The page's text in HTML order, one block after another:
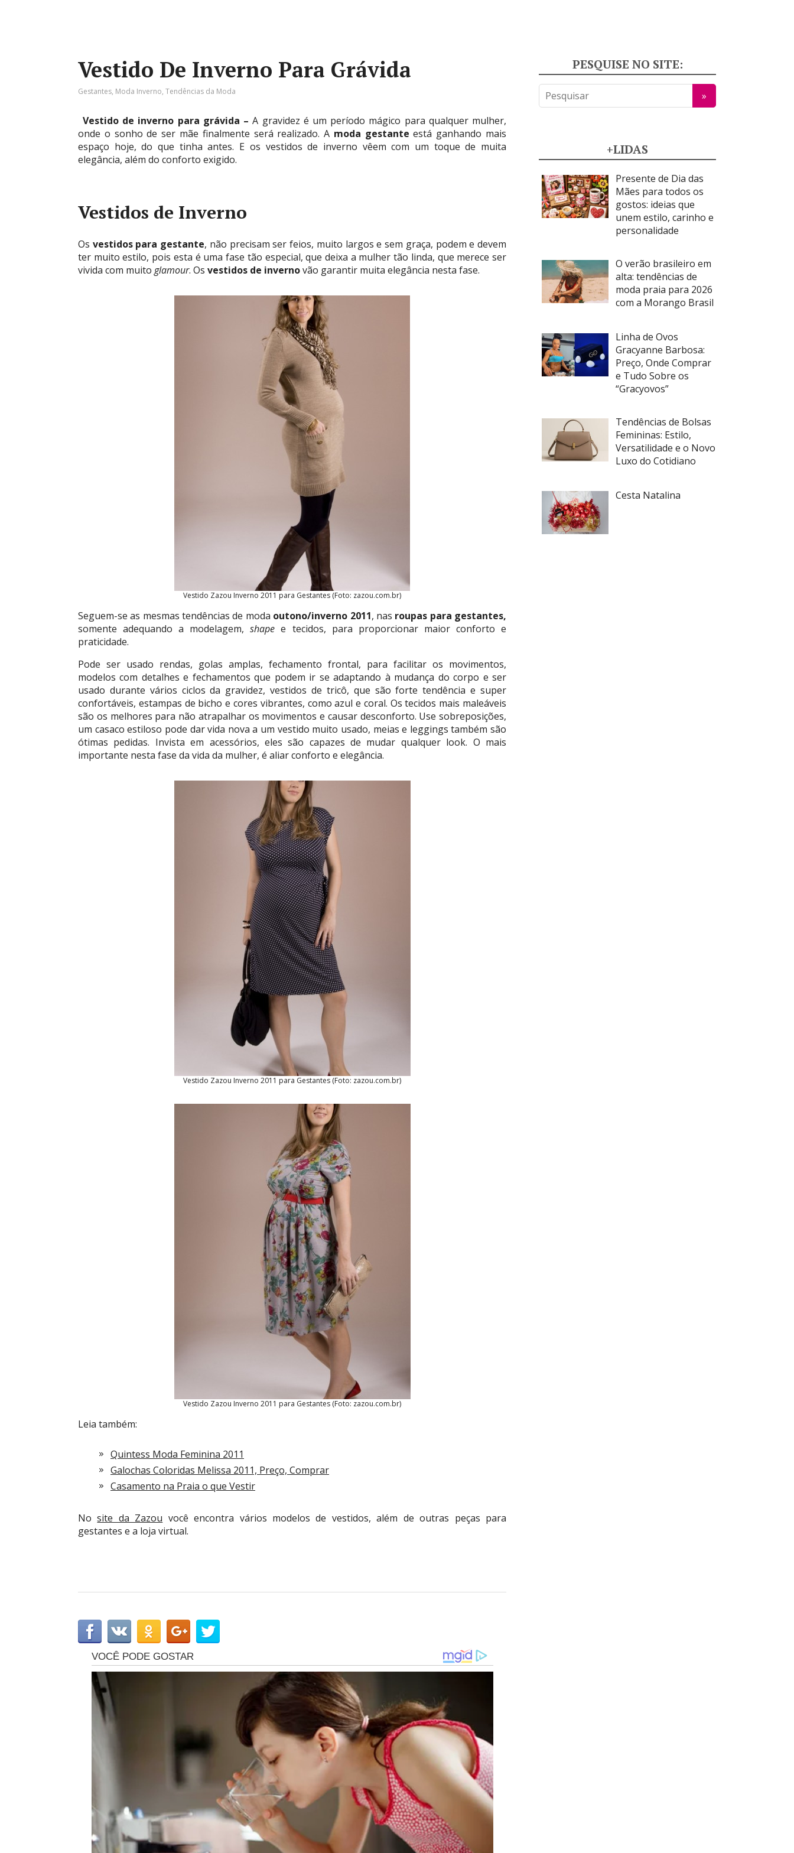
Vestido De Inverno Para Grávida
Gestantes, Moda Inverno, Tendências da Moda
Vestido de inverno para grávida –A gravidez é um período mágico para qualquer mulher,
onde o sonho de ser mãe finalmente será realizado. A moda gestante está ganhando mais
espaço hoje, do que tinha antes. E os vestidos de inverno vêem com um toque de muita
elegância, além do conforto exigido.
Vestidos de Inverno
Os vestidos para gestante, não precisam ser feios, muito largos e sem graça, podem e devem
ter muito estilo, pois esta é uma fase tão especial, que deixa a mulher tão linda, que merece ser
vivida com muito glamour. Os vestidos de invernovão garantir muita elegância nesta fase.
Vestido Zazou Inverno 2011 para Gestantes (Foto: zazou.com.br)
Seguem-se as mesmas tendências de moda outono/inverno 2011, nas roupas para gestantes,
somente adequando a modelagem,shapee tecidos, para proporcionar maior conforto e
praticidade.
Pode ser usado rendas, golas amplas, fechamento frontal, para facilitar os movimentos,
modelos com detalhes e fechamentos que podem ir se adaptando à mudança do corpo e ser
usado durante vários ciclos da gravidez, vestidos de tricô, que são forte tendência e super
confortáveis, estampas de bicho e cores vibrantes, como azul e coral. Os tecidos mais maleáveis
são os melhores para não atrapalhar os movimentos e causar desconforto. Use sobreposições,
um casaco estiloso pode dar vida nova a um vestido muito usado, meias e leggings também são
ótimas pedidas. Invista em acessórios, eles são capazes de mudar qualquer look. O mais
importante nesta fase da vida da mulher, é aliar conforto e elegância.
Vestido Zazou Inverno 2011 para Gestantes (Foto: zazou.com.br)
Vestido Zazou Inverno 2011 para Gestantes (Foto: zazou.com.br)
Leia também:
Quintess Moda Feminina 2011
Galochas Coloridas Melissa 2011, Preço, Comprar
Casamento na Praia o que Vestir
Nosite da Zazou você encontra vários modelos de vestidos, além de outras peças para
gestantes e a loja virtual.
PESQUISE NO SITE:
+LIDAS
Presente de Dia das
Mães para todos os
gostos: ideias que
unem estilo, carinho e
personalidade
O verão brasileiro em
alta: tendências de
moda praia para 2026
com a Morango Brasil
Linha de Ovos
Gracyanne Barbosa:
Preço, Onde Comprar
e Tudo Sobre os
“Gracyovos”
Tendências de Bolsas
Femininas: Estilo,
Versatilidade e o Novo
Luxo do Cotidiano
Cesta Natalina